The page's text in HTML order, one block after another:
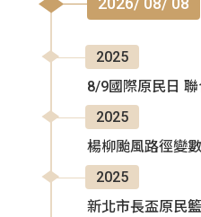
2025
8/9國際原民日
2025
楊柳颱風路徑變
2025
新北市長盃原民